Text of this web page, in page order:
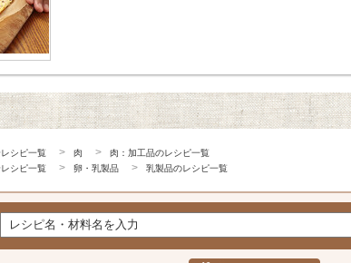
シピ一覧 肉
肉：加工品のレシピ一覧
シピ一覧 卵・乳製品 乳製品のレシピ一覧